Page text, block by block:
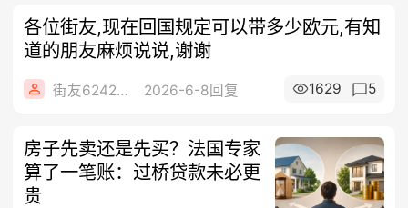
各位街友,现在回国规定可以带多少欧元,有知
道的朋友麻烦说说,谢谢
街友62426366 2026-6-8回复 1629 5
房子先卖还是先买？法国专家
算了一笔账：过桥贷款未必更
贵